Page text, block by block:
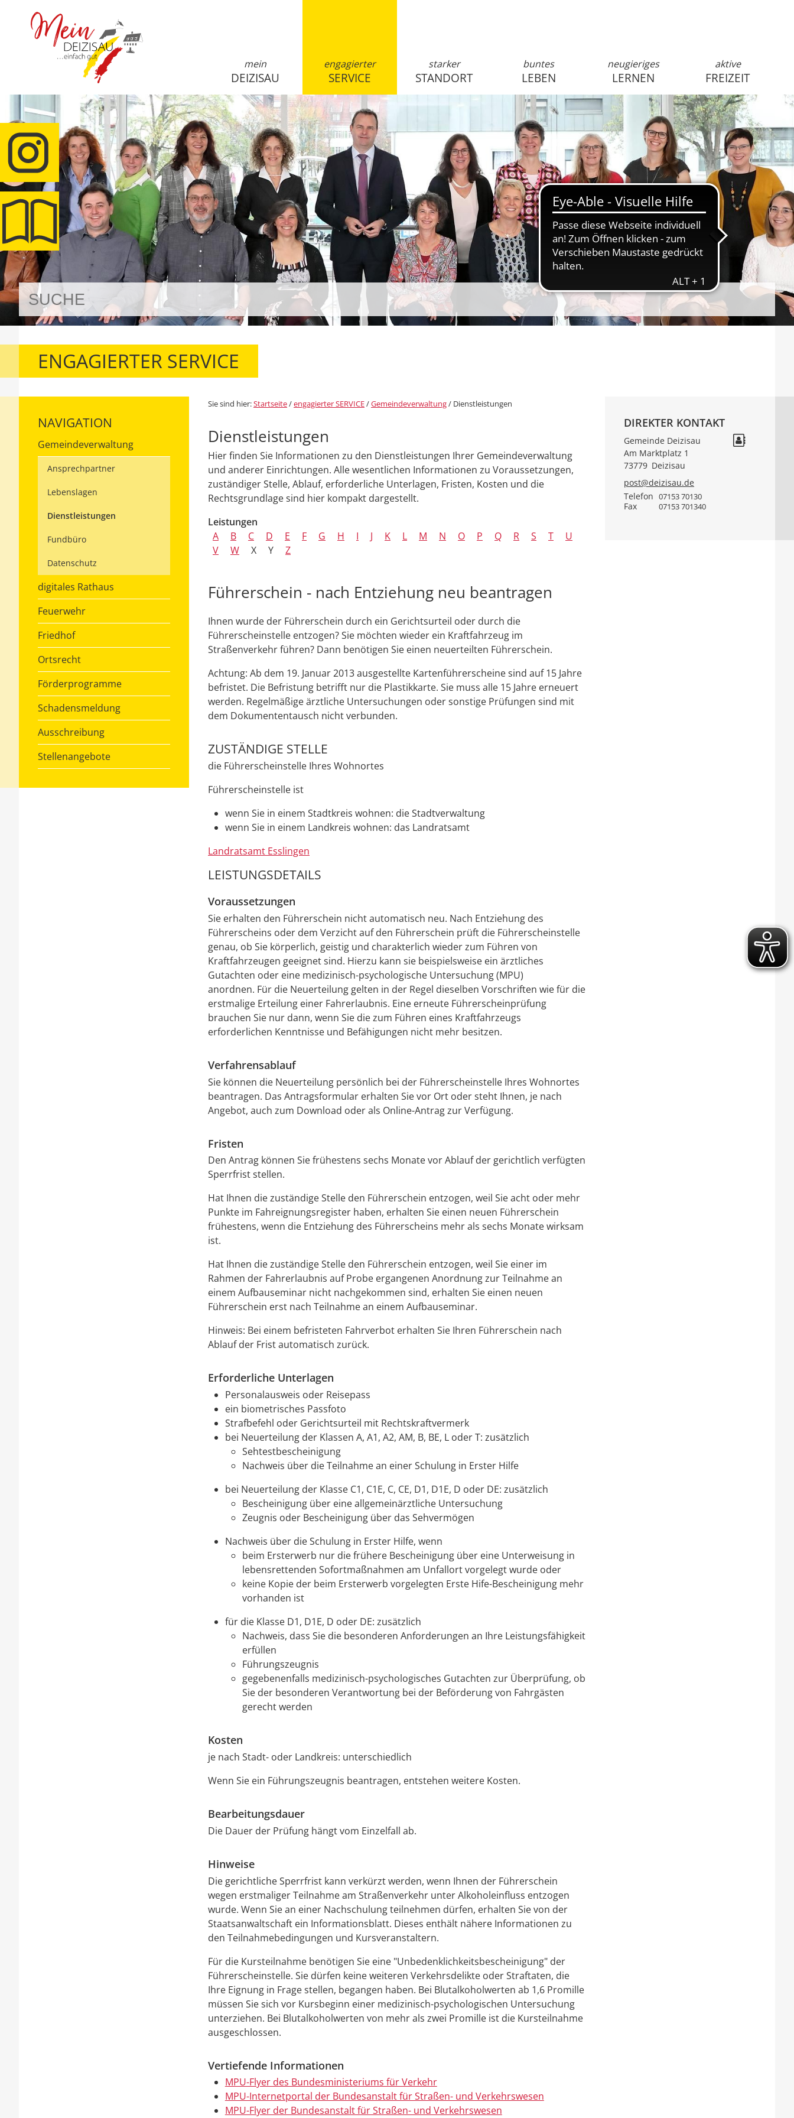
anmelden
mein
DEIZISAU
engagierter
SERVICE
starker
STANDORT
buntes
LEBEN
neugieriges
LERNEN
aktive
FREIZEIT
ENGAGIERTER SERVICE
NAVIGATION
Gemeindeverwaltung
Ansprechpartner
Lebenslagen
Dienstleistungen
Fundbüro
Datenschutz
digitales Rathaus
Feuerwehr
Friedhof
Ortsrecht
Förderprogramme
Schadensmeldung
Ausschreibung
Stellenangebote
Sie sind hier:Startseite/engagierter SERVICE/Gemeindeverwaltung/ Dienstleistungen
Dienstleistungen
Hier finden Sie Informationen zu den Dienstleistungen Ihrer Gemeindeverwaltung
und anderer Einrichtungen. Alle wesentlichen Informationen zu Voraussetzungen,
zuständiger Stelle, Ablauf, erforderliche Unterlagen, Fristen, Kosten und die
Rechtsgrundlage sind hier kompakt dargestellt.
Leistungen
A
B C D E F G H I J K L M N O P Q R S T
U
V
W X Y Z
Führerschein - nach Entziehung neu beantragen
Ihnen wurde der Führerschein durch ein Gerichtsurteil oder durch die
Führerscheinstelle entzogen? Sie möchten wieder ein Kraftfahrzeug im
Straßenverkehr führen? Dann benötigen Sie einen neuerteilten Führerschein.
Achtung: Ab dem 19. Januar 2013 ausgestellte Kartenführerscheine sind auf 15 Jahre
befristet. Die Befristung betrifft nur die Plastikkarte. Sie muss alle 15 Jahre erneuert
werden. Regelmäßige ärztliche Untersuchungen oder sonstige Prüfungen sind mit
dem Dokumententausch nicht verbunden.
ZUSTÄNDIGE STELLE
die Führerscheinstelle Ihres Wohnortes
Führerscheinstelle ist
wenn Sie in einem Stadtkreis wohnen: die Stadtverwaltung
wenn Sie in einem Landkreis wohnen: das Landratsamt
Landratsamt Esslingen
LEISTUNGSDETAILS
Voraussetzungen
Sie erhalten den Führerschein nicht automatisch neu. Nach Entziehung des
Führerscheins oder dem Verzicht auf den Führerschein prüft die Führerscheinstelle
genau, ob Sie körperlich, geistig und charakterlich wieder zum Führen von
Kraftfahrzeugen geeignet sind. Hierzu kann sie beispielsweise ein ärztliches
Gutachten oder eine medizinisch-psychologische Untersuchung (MPU)
anordnen. Für die Neuerteilung gelten in der Regel dieselben Vorschriften wie für die
erstmalige Erteilung einer Fahrerlaubnis. Eine erneute Führerscheinprüfung
brauchen Sie nur dann, wenn Sie die zum Führen eines Kraftfahrzeugs
erforderlichen Kenntnisse und Befähigungen nicht mehr besitzen.
Verfahrensablauf
Sie können die Neuerteilung persönlich bei der Führerscheinstelle Ihres Wohnortes
beantragen. Das Antragsformular erhalten Sie vor Ort oder steht Ihnen, je nach
Angebot, auch zum Download oder als Online-Antrag zur Verfügung.
Fristen
Den Antrag können Sie frühestens sechs Monate vor Ablauf der gerichtlich verfügten
Sperrfrist stellen.
Hat Ihnen die zuständige Stelle den Führerschein entzogen, weil Sie acht oder mehr
Punkte im Fahreignungsregister haben, erhalten Sie einen neuen Führerschein
frühestens, wenn die Entziehung des Führerscheins mehr als sechs Monate wirksam
ist.
Hat Ihnen die zuständige Stelle den Führerschein entzogen, weil Sie einer im
Rahmen der Fahrerlaubnis auf Probe ergangenen Anordnung zur Teilnahme an
einem Aufbauseminar nicht nachgekommen sind, erhalten Sie einen neuen
Führerschein erst nach Teilnahme an einem Aufbauseminar.
Hinweis: Bei einem befristeten Fahrverbot erhalten Sie Ihren Führerschein nach
Ablauf der Frist automatisch zurück.
Erforderliche Unterlagen
Personalausweis oder Reisepass
ein biometrisches Passfoto
Strafbefehl oder Gerichtsurteil mit Rechtskraftvermerk
bei Neuerteilung der Klassen A, A1, A2, AM, B, BE, L oder T: zusätzlich
Sehtestbescheinigung
Nachweis über die Teilnahme an einer Schulung in Erster Hilfe
bei Neuerteilung der Klasse C1, C1E, C, CE, D1, D1E, D oder DE: zusätzlich
Bescheinigung über eine allgemeinärztliche Untersuchung
Zeugnis oder Bescheinigung über das Sehvermögen
Nachweis über die Schulung in Erster Hilfe, wenn
beim Ersterwerb nur die frühere Bescheinigung über eine Unterweisung in
lebensrettenden Sofortmaßnahmen am Unfallort vorgelegt wurde oder
keine Kopie der beim Ersterwerb vorgelegten Erste Hife-Bescheinigung mehr
vorhanden ist
für die Klasse D1, D1E, D oder DE: zusätzlich
Nachweis, dass Sie die besonderen Anforderungen an Ihre Leistungsfähigkeit
erfüllen
Führungszeugnis
gegebenenfalls medizinisch-psychologisches Gutachten zur Überprüfung, ob
Sie der besonderen Verantwortung bei der Beförderung von Fahrgästen
gerecht werden
Kosten
je nach Stadt- oder Landkreis: unterschiedlich
Wenn Sie ein Führungszeugnis beantragen, entstehen weitere Kosten.
Bearbeitungsdauer
Die Dauer der Prüfung hängt vom Einzelfall ab.
Hinweise
Die gerichtliche Sperrfrist kann verkürzt werden, wenn Ihnen der Führerschein
wegen erstmaliger Teilnahme am Straßenverkehr unter Alkoholeinfluss entzogen
wurde. Wenn Sie an einer Nachschulung teilnehmen dürfen, erhalten Sie von der
Staatsanwaltschaft ein Informationsblatt. Dieses enthält nähere Informationen zu
den Teilnahmebedingungen und Kursveranstaltern.
Für die Kursteilnahme benötigen Sie eine "Unbedenklichkeitsbescheinigung" der
Führerscheinstelle. Sie dürfen keine weiteren Verkehrsdelikte oder Straftaten, die
Ihre Eignung in Frage stellen, begangen haben. Bei Blutalkoholwerten ab 1,6 Promille
müssen Sie sich vor Kursbeginn einer medizinisch-psychologischen Untersuchung
unterziehen. Bei Blutalkoholwerten von mehr als zwei Promille ist die Kursteilnahme
ausgeschlossen.
Vertiefende Informationen
MPU-Flyer des Bundesministeriums für Verkehr
MPU-Internetportal der Bundesanstalt für Straßen- und Verkehrswesen
MPU-Flyer der Bundesanstalt für Straßen- und Verkehrswesen
DIREKTER KONTAKT
Gemeinde Deizisau
Am Marktplatz 1
73779 Deizisau
post@deizisau.de
Telefon 07153 70130
Fax 07153 701340